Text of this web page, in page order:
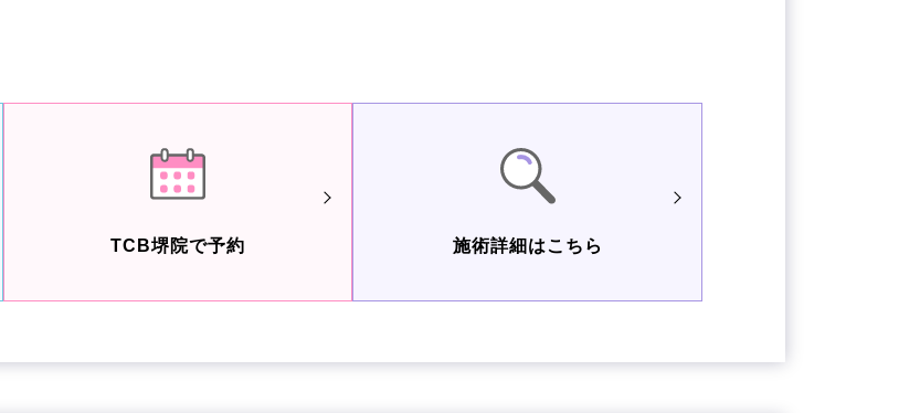
TCB堺院で予約 施術詳細はこちら